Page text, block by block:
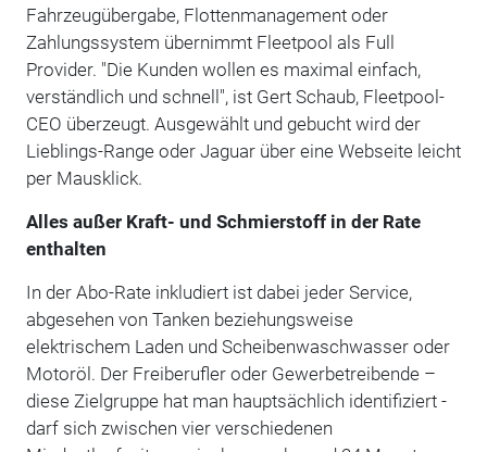
Fahrzeugübergabe, Flottenmanagement oder
Zahlungssystem übernimmt Fleetpool als Full
Provider. "Die Kunden wollen es maximal einfach,
verständlich und schnell", ist Gert Schaub, Fleetpool-
CEO überzeugt. Ausgewählt und gebucht wird der
Lieblings-Range oder Jaguar über eine Webseite leicht
per Mausklick.
Alles außer Kraft- und Schmierstoff in der Rate
enthalten
In der Abo-Rate inkludiert ist dabei jeder Service,
abgesehen von Tanken beziehungsweise
elektrischem Laden und Scheibenwaschwasser oder
Motoröl. Der Freiberufler oder Gewerbetreibende –
diese Zielgruppe hat man hauptsächlich identifiziert -
darf sich zwischen vier verschiedenen